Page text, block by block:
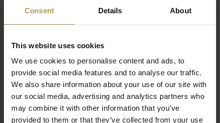
Consent Details About
This website uses cookies
We use cookies to personalise content and ads, to
provide social media features and to analyse our traffic.
We also share information about your use of our site with
our social media, advertising and analytics partners who
may combine it with other information that you’ve
provided to them or that they’ve collected from your use
Ontwerp: Laudani & Romanelli
in 2002 voor Oluce
Maten:27x28 cmx15d, 42x30cmx20d, 63x45x30d
Licht:1x max 8W(E27) LED
15W(E27) LEDModel 208 en 215
Inclusief lichtbron
Zowel binnen als buitengebruik
Enkelvoud of in combinatie met andere maten van de Stones
design lamp zorgen ze voor een gezellige en ontspannen
Lees meer